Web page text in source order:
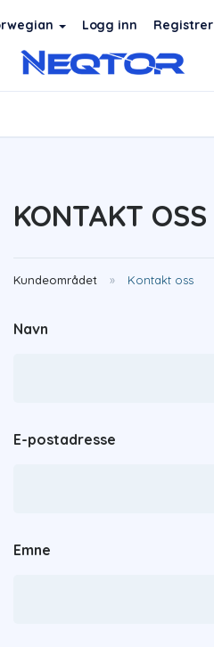
Logg inn Registrer
KONTAKT OSS
Kundeområdet Kontakt oss
Navn
E-postadresse
Emne